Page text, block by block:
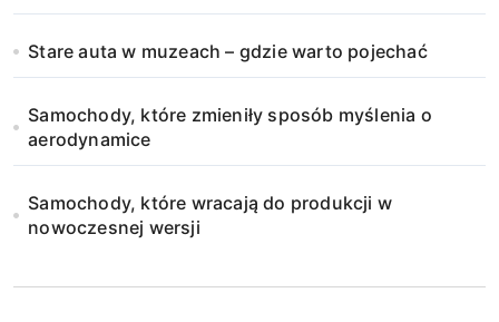
Stare auta w muzeach – gdzie warto pojechać
Samochody, które zmieniły sposób myślenia o
aerodynamice
Samochody, które wracają do produkcji w
nowoczesnej wersji